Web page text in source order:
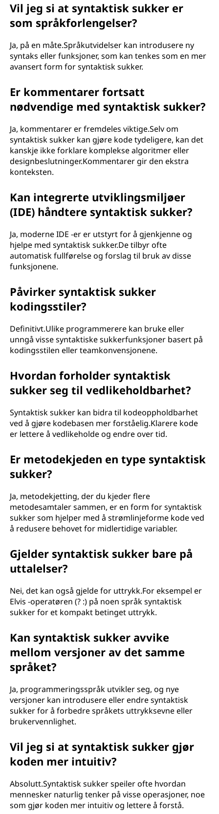
Vil jeg si at syntaktisk sukker er
som språkforlengelser?
Ja, på en måte.Språkutvidelser kan introdusere ny
syntaks eller funksjoner, som kan tenkes som en mer
avansert form for syntaktisk sukker.
Er kommentarer fortsatt
nødvendige med syntaktisk sukker?
Ja, kommentarer er fremdeles viktige.Selv om
syntaktisk sukker kan gjøre kode tydeligere, kan det
kanskje ikke forklare komplekse algoritmer eller
designbeslutninger.Kommentarer gir den ekstra
konteksten.
Kan integrerte utviklingsmiljøer
(IDE) håndtere syntaktisk sukker?
Ja, moderne IDE -er er utstyrt for å gjenkjenne og
hjelpe med syntaktisk sukker.De tilbyr ofte
automatisk fullførelse og forslag til bruk av disse
funksjonene.
Påvirker syntaktisk sukker
kodingsstiler?
Definitivt.Ulike programmerere kan bruke eller
unngå visse syntaktiske sukkerfunksjoner basert på
kodingsstilen eller teamkonvensjonene.
Hvordan forholder syntaktisk
sukker seg til vedlikeholdbarhet?
Syntaktisk sukker kan bidra til kodeoppholdbarhet
ved å gjøre kodebasen mer forståelig.Klarere kode
er lettere å vedlikeholde og endre over tid.
Er metodekjeden en type syntaktisk
sukker?
Ja, metodekjetting, der du kjeder flere
metodesamtaler sammen, er en form for syntaktisk
sukker som hjelper med å strømlinjeforme kode ved
å redusere behovet for midlertidige variabler.
Gjelder syntaktisk sukker bare på
uttalelser?
Nei, det kan også gjelde for uttrykk.For eksempel er
Elvis -operatøren (? :) på noen språk syntaktisk
sukker for et kompakt betinget uttrykk.
Kan syntaktisk sukker avvike
mellom versjoner av det samme
språket?
Ja, programmeringsspråk utvikler seg, og nye
versjoner kan introdusere eller endre syntaktisk
sukker for å forbedre språkets uttrykksevne eller
brukervennlighet.
Vil jeg si at syntaktisk sukker gjør
koden mer intuitiv?
Absolutt.Syntaktisk sukker speiler ofte hvordan
mennesker naturlig tenker på visse operasjoner, noe
som gjør koden mer intuitiv og lettere å forstå.